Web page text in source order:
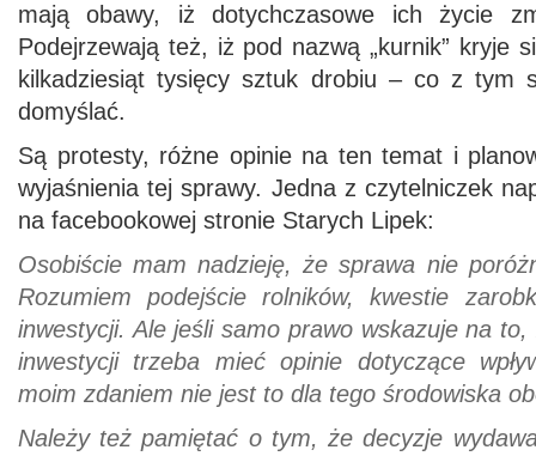
mają obawy, iż dotychczasowe ich życie
Podejrzewają też, iż pod nazwą „kurnik” kryje
kilkadziesiąt tysięcy sztuk drobiu – co z tym
domyślać.
Są protesty, różne opinie na ten temat i
wyjaśnienia tej sprawy. Jedna z czytelniczek
na facebookowej stronie Starych Lipek:
Osobiście mam nadzieję, że sprawa nie
Rozumiem podejście rolników, kwestie
inwestycji. Ale jeśli samo prawo wskazuje na
inwestycji trzeba mieć opinie dotyczące
moim zdaniem nie jest to dla tego środowiska
Należy też pamiętać o tym, że decyzje